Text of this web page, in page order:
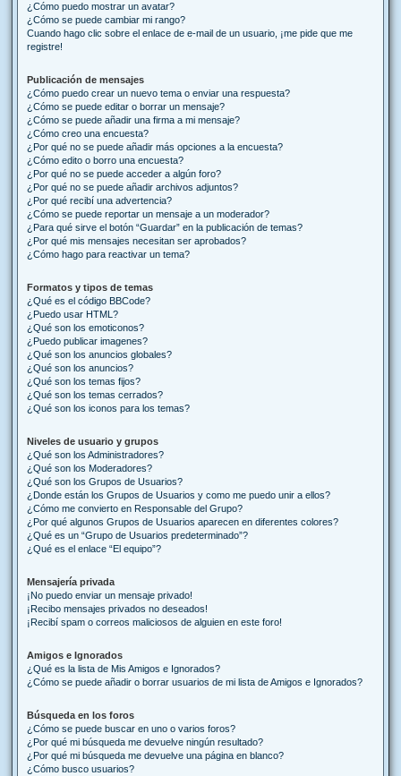
¿Cómo puedo mostrar un avatar?
¿Cómo se puede cambiar mi rango?
Cuando hago clic sobre el enlace de e-mail de un usuario, ¡me pide que me
registre!
Publicación de mensajes
¿Cómo puedo crear un nuevo tema o enviar una respuesta?
¿Cómo se puede editar o borrar un mensaje?
¿Cómo se puede añadir una firma a mi mensaje?
¿Cómo creo una encuesta?
¿Por qué no se puede añadir más opciones a la encuesta?
¿Cómo edito o borro una encuesta?
¿Por qué no se puede acceder a algún foro?
¿Por qué no se puede añadir archivos adjuntos?
¿Por qué recibí una advertencia?
¿Cómo se puede reportar un mensaje a un moderador?
¿Para qué sirve el botón “Guardar” en la publicación de temas?
¿Por qué mis mensajes necesitan ser aprobados?
¿Cómo hago para reactivar un tema?
Formatos y tipos de temas
¿Qué es el código BBCode?
¿Puedo usar HTML?
¿Qué son los emoticonos?
¿Puedo publicar imagenes?
¿Qué son los anuncios globales?
¿Qué son los anuncios?
¿Qué son los temas fijos?
¿Qué son los temas cerrados?
¿Qué son los iconos para los temas?
Niveles de usuario y grupos
¿Qué son los Administradores?
¿Qué son los Moderadores?
¿Qué son los Grupos de Usuarios?
¿Donde están los Grupos de Usuarios y como me puedo unir a ellos?
¿Cómo me convierto en Responsable del Grupo?
¿Por qué algunos Grupos de Usuarios aparecen en diferentes colores?
¿Qué es un “Grupo de Usuarios predeterminado”?
¿Qué es el enlace “El equipo”?
Mensajería privada
¡No puedo enviar un mensaje privado!
¡Recibo mensajes privados no deseados!
¡Recibí spam o correos maliciosos de alguien en este foro!
Amigos e Ignorados
¿Qué es la lista de Mis Amigos e Ignorados?
¿Cómo se puede añadir o borrar usuarios de mi lista de Amigos e Ignorados?
Búsqueda en los foros
¿Cómo se puede buscar en uno o varios foros?
¿Por qué mi búsqueda me devuelve ningún resultado?
¿Por qué mi búsqueda me devuelve una página en blanco?
¿Cómo busco usuarios?